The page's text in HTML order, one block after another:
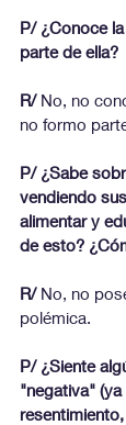
P/ ¿Conoce
parte de ella?
R/ No, no
no formo
P/ ¿Sabe
vendiendo
alimentar y
de esto?
R/ No, no
polémica.
P/ ¿Siente
"negativa"